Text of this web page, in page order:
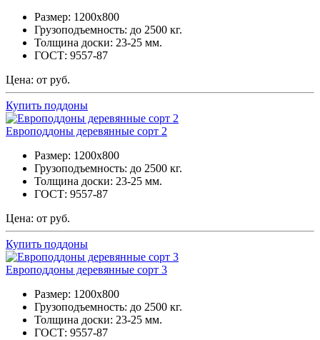
Размер: 1200х800
Грузоподъемность: до 2500 кг.
Толщина доски: 23-25 мм.
ГОСТ: 9557-87
Цена: от руб.
Купить поддоны
Европоддоны деревянные сорт 2
Размер: 1200х800
Грузоподъемность: до 2500 кг.
Толщина доски: 23-25 мм.
ГОСТ: 9557-87
Цена: от руб.
Купить поддоны
Европоддоны деревянные сорт 3
Размер: 1200х800
Грузоподъемность: до 2500 кг.
Толщина доски: 23-25 мм.
ГОСТ: 9557-87